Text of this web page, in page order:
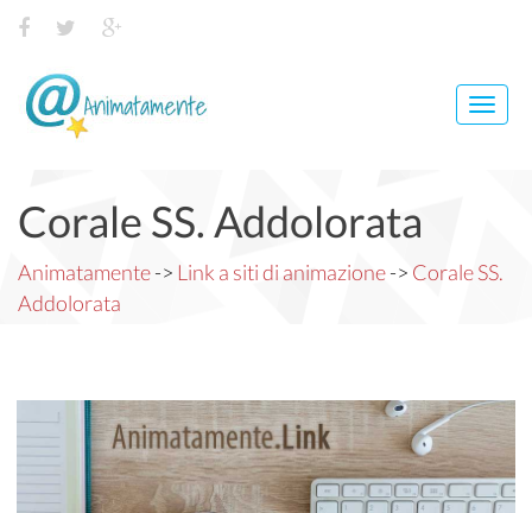
Corale SS. Addolorata
Animatamente-> Link a siti di animazione-> Corale SS.
Addolorata